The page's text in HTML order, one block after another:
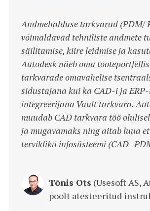
Andmehalduse tarkvarad (PDM/
võimaldavad tehniliste andmete
säilitamise, kiire leidmise ja
Autodesk näeb oma
tarkvarade omavahelise
sidustajana kui ka CAD-i ja
integreerijana Vault tarkvara.
muudab CAD tarkvara töö
ja mugavamaks ning aitab luua
tervikliku infosüsteemi
Tõnis Ots (Usesoft AS,
poolt atesteeritud